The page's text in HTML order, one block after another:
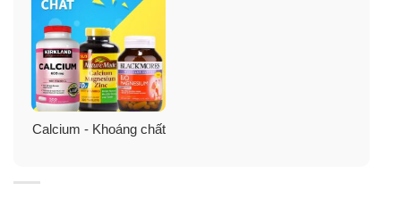
trong cơ thể.
Đảm bảo độ tinh khiết, tươi mát và tính hiệu quả cao.
Dạng viên mềm dễ nuốt và dễ hấp thu nhanh.
Calcium - Khoáng chất